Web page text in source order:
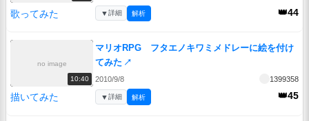
歌ってみた 👑44
▼詳細 解析
no image
10:40
マリオRPG フタエノキワミメドレーに絵を付け
てみた ↗
2010/9/8 1399358
描いてみた 👑45
▼詳細 解析